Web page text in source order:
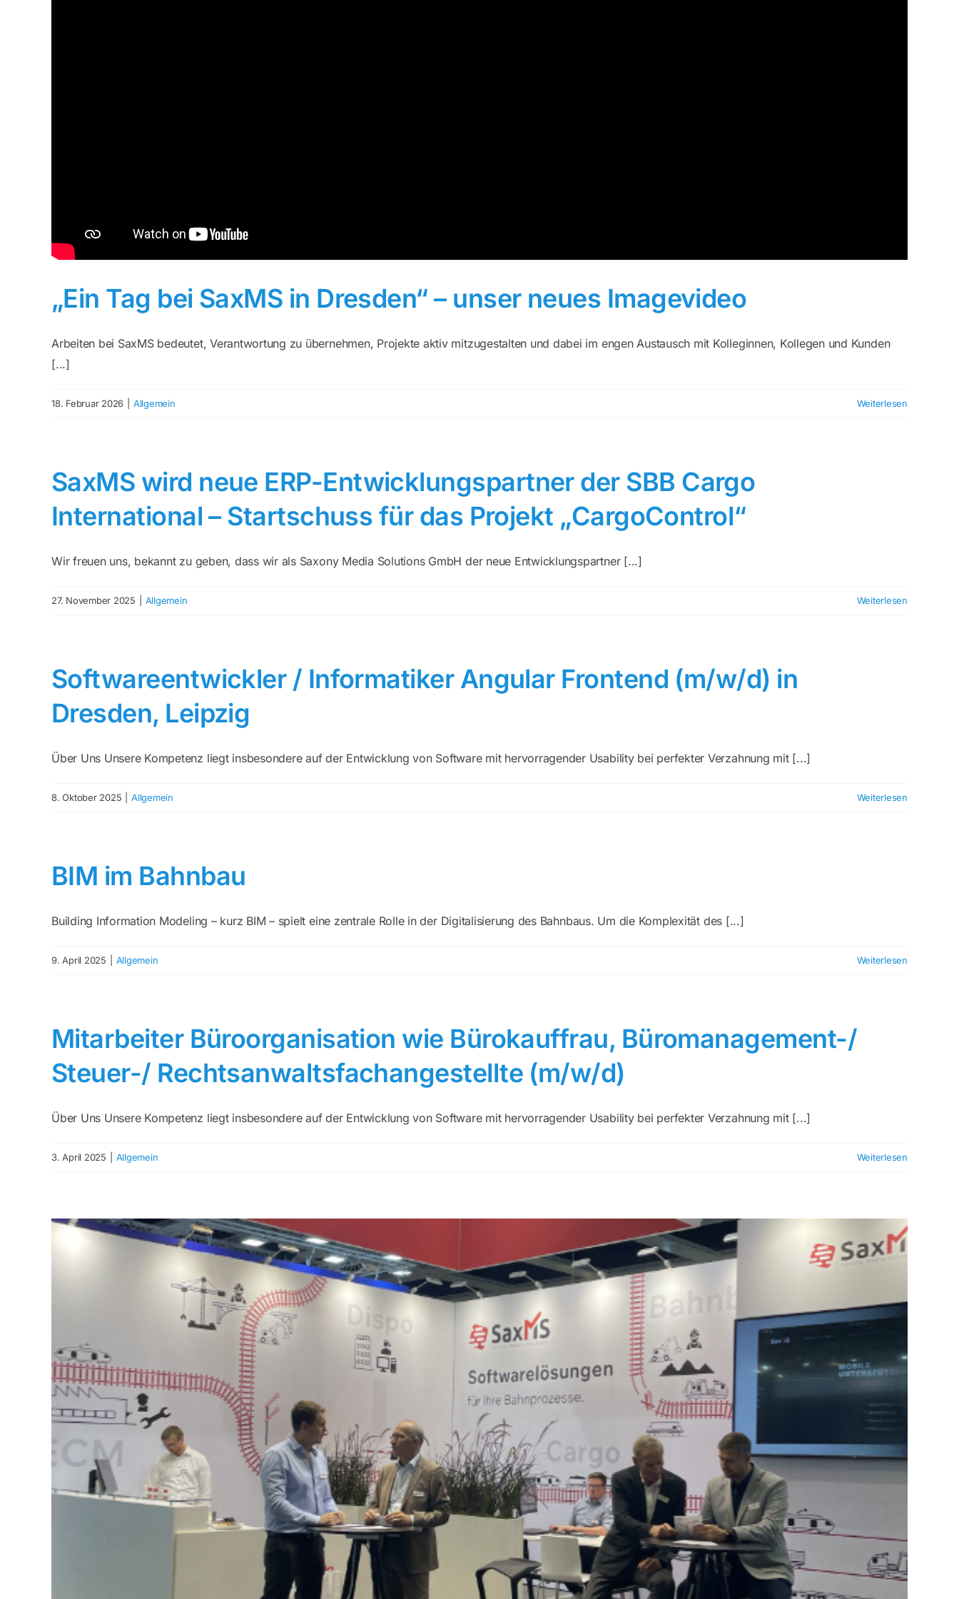
„Ein Tag bei SaxMS in Dresden“ – unser neues Imagevideo
Arbeiten bei SaxMS bedeutet, Verantwortung zu übernehmen, Projekte aktiv mitzugestalten und dabei im engen Austausch mit Kolleginnen, Kollegen und Kunden
[...]
18. Februar 2026 Allgemein Weiterlesen
SaxMS wird neue ERP-Entwicklungspartner der SBB Cargo
International – Startschuss für das Projekt „CargoControl“
Wir freuen uns, bekannt zu geben, dass wir als Saxony Media Solutions GmbH der neue Entwicklungspartner [...]
27. November 2025 Allgemein Weiterlesen
Softwareentwickler / Informatiker Angular Frontend (m/w/d) in
Dresden, Leipzig
Über Uns Unsere Kompetenz liegt insbesondere auf der Entwicklung von Software mit hervorragender Usability bei perfekter Verzahnung mit [...]
8. Oktober 2025 Allgemein Weiterlesen
BIM im Bahnbau
Building Information Modeling – kurz BIM – spielt eine zentrale Rolle in der Digitalisierung des Bahnbaus. Um die Komplexität des [...]
9. April 2025 Allgemein Weiterlesen
Mitarbeiter Büroorganisation wie Bürokauffrau, Büromanagement-/
Steuer-/ Rechtsanwaltsfachangestellte (m/w/d)
Über Uns Unsere Kompetenz liegt insbesondere auf der Entwicklung von Software mit hervorragender Usability bei perfekter Verzahnung mit [...]
3. April 2025 Allgemein Weiterlesen